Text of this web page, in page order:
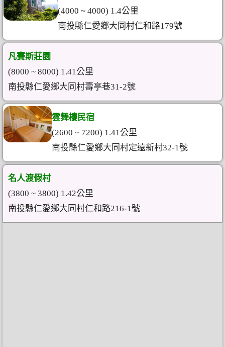
(4000 ~ 4000) 1.4公里
南投縣仁愛鄉大同村仁和路179號
凡賽斯莊園
(8000 ~ 8000) 1.41公里
南投縣仁愛鄉大同村壽亭巷31-2號
雲舞樓民宿
(2600 ~ 7200) 1.41公里
南投縣仁愛鄉大同村定遠新村32-1號
名人渡假村
(3800 ~ 3800) 1.42公里
南投縣仁愛鄉大同村仁和路216-1號